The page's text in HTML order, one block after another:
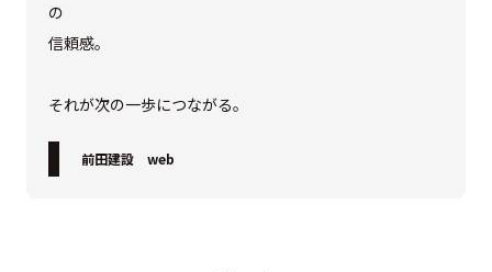
の
信頼感。
それが次の一歩につながる。
前田建設 web